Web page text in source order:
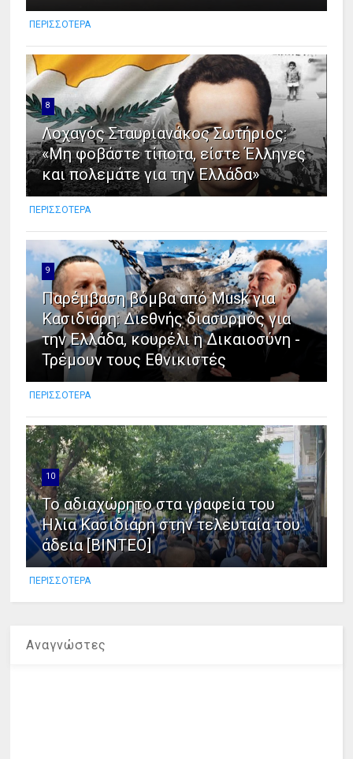
ΠΕΡΙΣΣΟΤΕΡΑ
8
Λοχαγός Σταυριανάκος Σωτήριος:
«Μη φοβάστε τίποτα, είστε Έλληνες
και πολεμάτε για την Ελλάδα»
ΠΕΡΙΣΣΟΤΕΡΑ
9
Παρέμβαση βόμβα από Musk για
Κασιδιάρη: Διεθνής διασυρμός για
την Ελλάδα, κουρέλι η Δικαιοσύνη -
Τρέμουν τους Εθνικιστές
ΠΕΡΙΣΣΟΤΕΡΑ
10
Το αδιαχώρητο στα γραφεία του
Ηλία Κασιδιάρη στην τελευταία του
άδεια [ΒΙΝΤΕΟ]
ΠΕΡΙΣΣΟΤΕΡΑ
Αναγνώστες